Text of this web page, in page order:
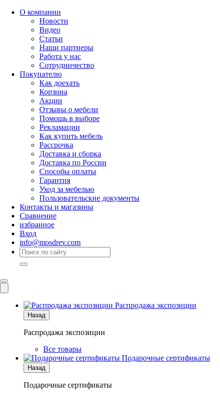
О компании
Новости
Видео
Статьи
Наши партнеры
Работа у нас
Сотрудничество
Покупателю
Как доехать
Корзина
Акции
Отзывы о мебели
Помощь в выборе
Рекламации
Как купить мебель
Рассрочка
Доставка и сборка
Доставка по России
Способы оплаты
Гарантия
Уход за мебелью
Пользовательские документы
Контакты и магазины
Сравнение
избранное
Вход
info@mosdrev.com
Распродажа экспозиции
Назад
Распродажа экспозиции
Все товары
Подарочные сертификаты
Назад
Подарочные сертификаты